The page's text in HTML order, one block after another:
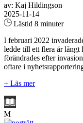
av: Kaj Hildingson
2025-11-14
Lästid 8 minuter
I februari 2022
ledde till ett flera år långt
förändrades efter
oftare i
+ Läs mer
M